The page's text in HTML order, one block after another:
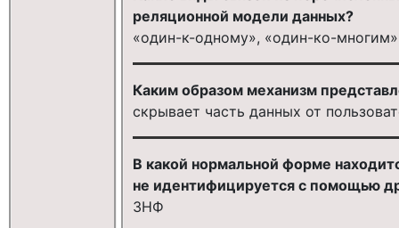
реляционной модели данных?
«один-к-одному», «один-ко-
Каким образом механизм
скрывает часть данных от
В какой нормальной форме
не идентифицируется с помощью
3НФ